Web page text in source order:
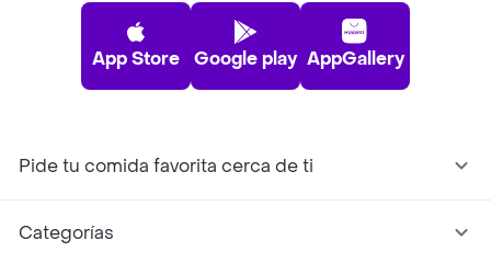
App Store Google play AppGallery
Pide tu comida favorita cerca de ti
Categorías